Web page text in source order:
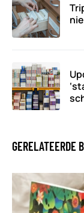
GERELATEERDE